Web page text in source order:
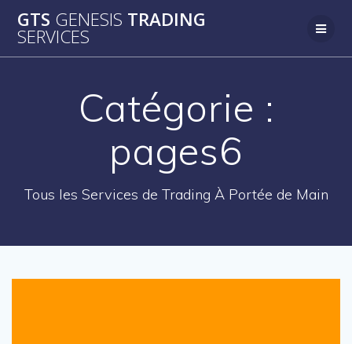
au
GTS GENESIS TRADING
SERVICES
Catégorie :
pages6
Tous les Services de Trading À Portée de Main